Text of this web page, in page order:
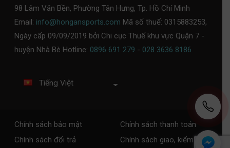
98 Lâm Văn Bền, Phường Tân Hưng, Tp. Hồ Chí Minh
Email: info@hongansports.com Mã số thuế: 0315883253,
Ngày cấp 09/09/2019 bởi Chi cục Thuế khu vực Quận 7 -
huyện Nhà Bè Hotline: 0896 691 279 - 028 3636 8186
Tiếng Việt
Chính sách bảo mật
Chính sách thanh toán
Chính sách đổi trả
Chính sách giao, kiểm tra